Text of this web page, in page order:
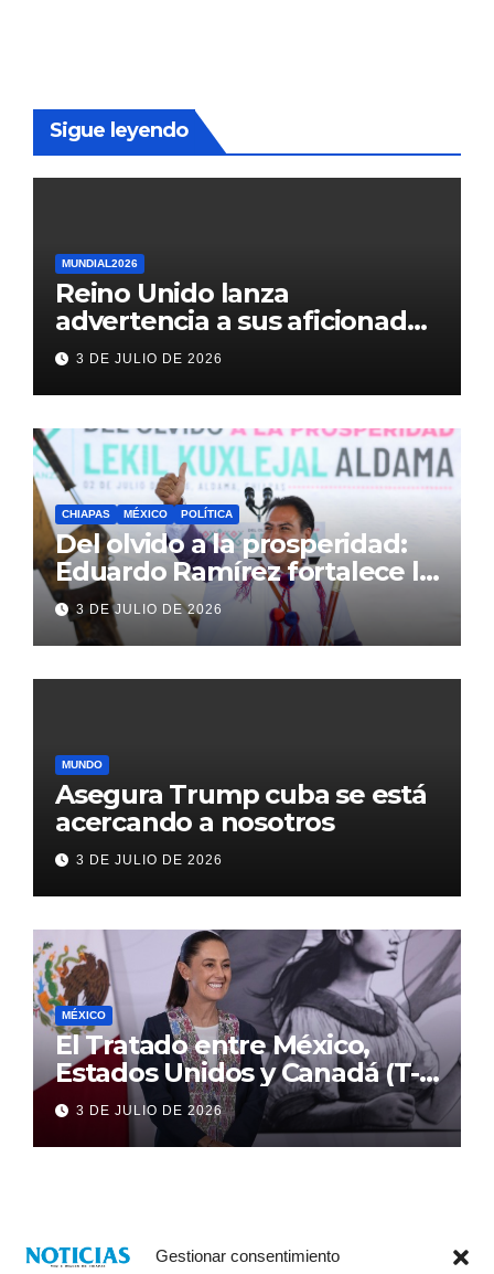
Gestionar consentimiento
Sigue leyendo
MUNDIAL2026
Reino Unido lanza
advertencia a sus aficionados
antes del México vs
Inglaterra en el Mundial 2026
3 DE JULIO DE 2026
CHIAPAS MÉXICO POLÍTICA
Del olvido a la prosperidad:
Eduardo Ramírez fortalece la
transformación de Aldama
con inversión histórica
3 DE JULIO DE 2026
MUNDO
Asegura Trump cuba se está
acercando a nosotros
3 DE JULIO DE 2026
MÉXICO
El Tratado entre México,
Estados Unidos y Canadá (T-
MEC) se mantiene hasta el
2036: Presidenta Claudia
Sheinbaum
3 DE JULIO DE 2026